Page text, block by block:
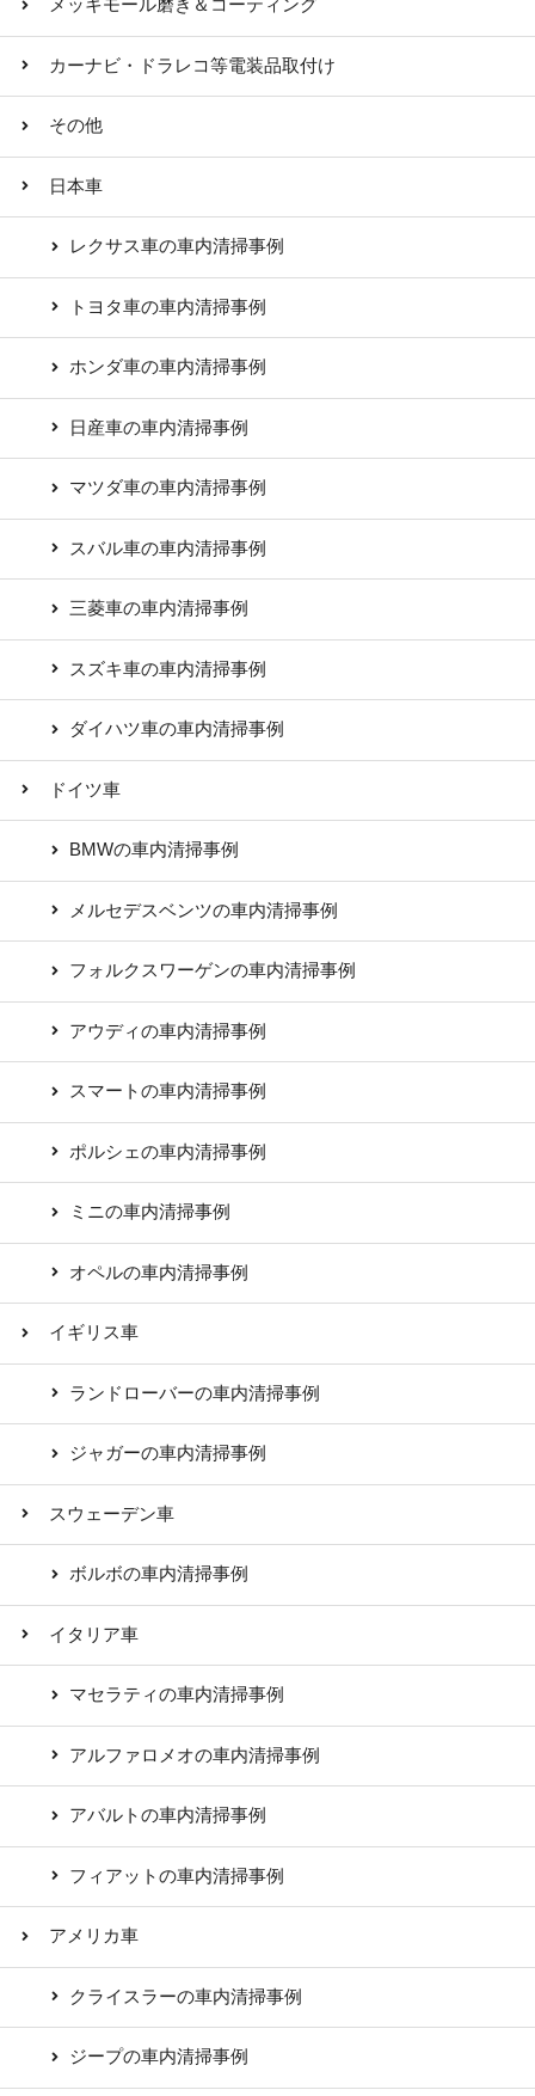
メッキモール磨き＆コーティング
カーナビ・ドラレコ等電装品取付け
その他
日本車
レクサス車の車内清掃事例
トヨタ車の車内清掃事例
ホンダ車の車内清掃事例
日産車の車内清掃事例
マツダ車の車内清掃事例
スバル車の車内清掃事例
三菱車の車内清掃事例
スズキ車の車内清掃事例
ダイハツ車の車内清掃事例
ドイツ車
BMWの車内清掃事例
メルセデスベンツの車内清掃事例
フォルクスワーゲンの車内清掃事例
アウディの車内清掃事例
スマートの車内清掃事例
ポルシェの車内清掃事例
ミニの車内清掃事例
オペルの車内清掃事例
イギリス車
ランドローバーの車内清掃事例
ジャガーの車内清掃事例
スウェーデン車
ボルボの車内清掃事例
イタリア車
マセラティの車内清掃事例
アルファロメオの車内清掃事例
アバルトの車内清掃事例
フィアットの車内清掃事例
アメリカ車
クライスラーの車内清掃事例
ジープの車内清掃事例